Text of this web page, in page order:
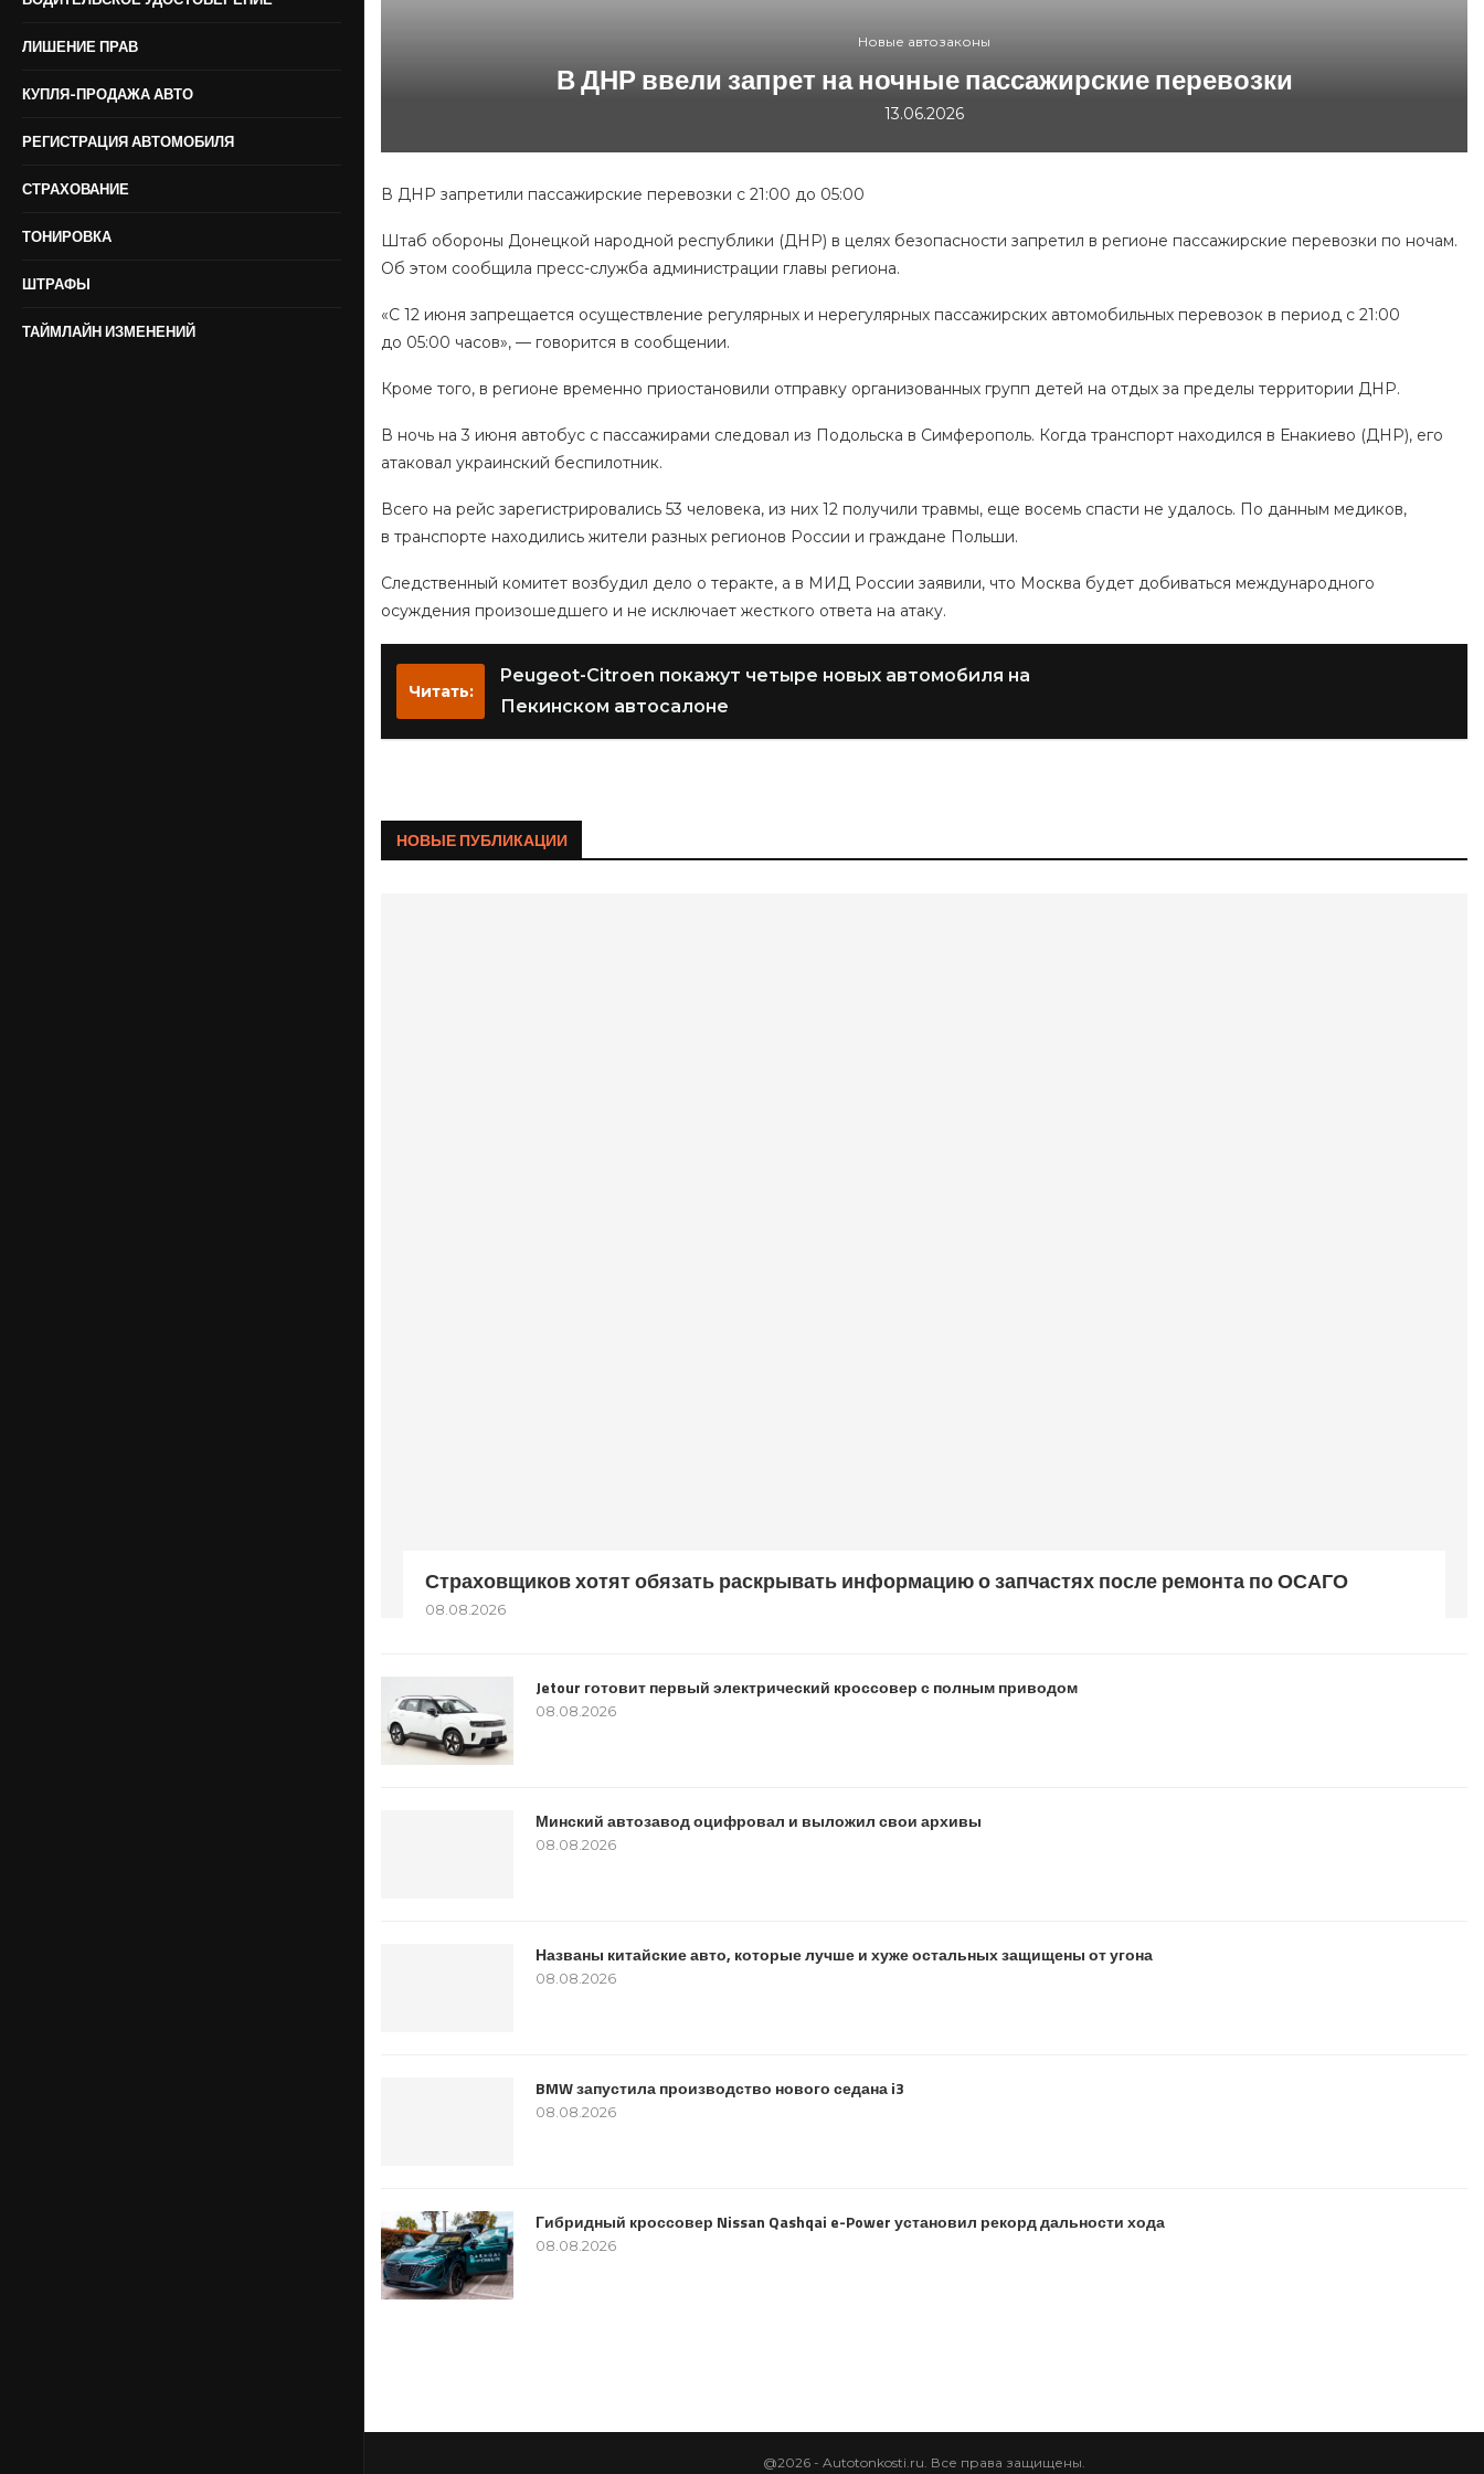
ЛИШЕНИЕ ПРАВ
КУПЛЯ-ПРОДАЖА АВТО
РЕГИСТРАЦИЯ АВТОМОБИЛЯ
СТРАХОВАНИЕ
ТОНИРОВКА
ШТРАФЫ
ТАЙМЛАЙН ИЗМЕНЕНИЙ
Новые автозаконы
В ДНР ввели запрет на ночные пассажирские перевозки
13.06.2026
В ДНР запретили пассажирские перевозки с 21:00 до 05:00
Штаб обороны Донецкой народной республики (ДНР) в целях безопасности запретил в регионе пассажирские перевозки по ночам.
Об этом сообщила пресс-служба администрации главы региона.
«С 12 июня запрещается осуществление регулярных и нерегулярных пассажирских автомобильных перевозок в период с 21:00
до 05:00 часов», — говорится в сообщении.
Кроме того, в регионе временно приостановили отправку организованных групп детей на отдых за пределы территории ДНР.
В ночь на 3 июня автобус с пассажирами следовал из Подольска в Симферополь. Когда транспорт находился в Енакиево (ДНР), его
атаковал украинский беспилотник.
Всего на рейс зарегистрировались 53 человека, из них 12 получили травмы, еще восемь спасти не удалось. По данным медиков,
в транспорте находились жители разных регионов России и граждане Польши.
Следственный комитет возбудил дело о теракте, а в МИД России заявили, что Москва будет добиваться международного
осуждения произошедшего и не исключает жесткого ответа на атаку.
Читать:
Peugeot-Citroen покажут четыре новых автомобиля на
Пекинском автосалоне
НОВЫЕ ПУБЛИКАЦИИ
Страховщиков хотят обязать раскрывать информацию о запчастях после ремонта по ОСАГО
08.08.2026
Jetour готовит первый электрический кроссовер с полным приводом
08.08.2026
Минский автозавод оцифровал и выложил свои архивы
08.08.2026
Названы китайские авто, которые лучше и хуже остальных защищены от угона
08.08.2026
BMW запустила производство нового седана i3
08.08.2026
Гибридный кроссовер Nissan Qashqai e-Power установил рекорд дальности хода
08.08.2026
@2026 - Autotonkosti.ru. Все права защищены.